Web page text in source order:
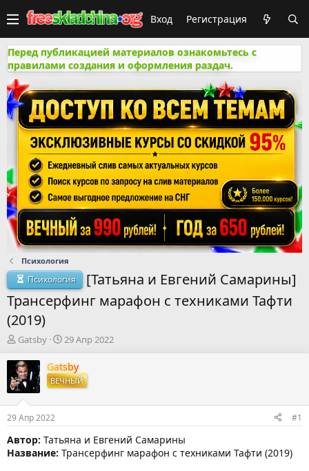
Вход Регистрация
Перед публикацией материалов ознакомьтесь с
правилами создания и оформления раздач.
Психология
Психология
[Татьяна и Евгений Самарины]
Трансерфинг марафон с техниками Тафти
(2019)
А
т
о
р
т
е
м
ы
Gatsby
Д
т
а
н
а
л
а
29 Апр 2022
Gatsby
ВЕЧНЫЙ
29 Апр 2022 #1
Автор: Татьяна и Евгений Самарины
Название: Трансерфинг марафон с техниками Тафти (2019)